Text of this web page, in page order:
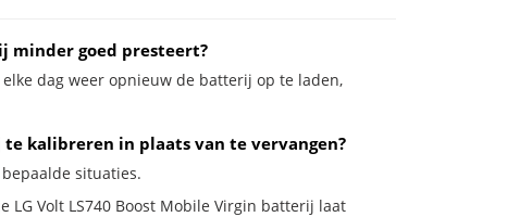
minder goed presteert?
dag weer opnieuw de batterij op te laden,
kalibreren in plaats van te vervangen?
situaties.
Volt LS740 Boost Mobile Virgin batterij laat